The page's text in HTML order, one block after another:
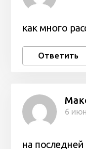
как много
Ответить
6
на